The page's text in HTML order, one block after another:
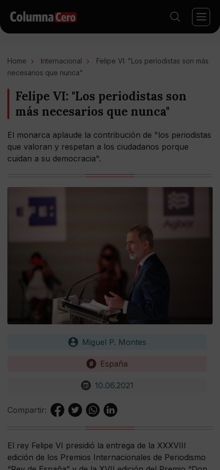
Home Internacional
Felipe VI: "Los periodistas son más
necesarios que nunca"
Felipe VI: "Los periodistas son
más necesarios que nunca"
El monarca aplaude la contribución de "los periodistas
que valoran y respetan a los ciudadanos porque
cuidan a su democracia".
Miguel P. Montes
España
10.06.2021
Compartir:
El rey Felipe VI presidió la entrega de la XXXVIII
edición de los Premios Internacionales de Periodismo